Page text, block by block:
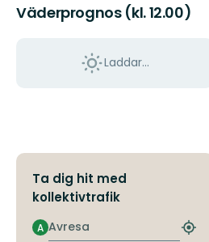
Väderprognos (kl. 12.00)
Laddar...
Ta dig hit med
kollektivtrafik
Avresa
A
Hitta